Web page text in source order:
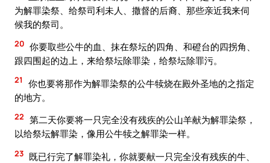
为解罪染祭、给祭司利未人、撒督的后裔、那些亲近我来伺
候我的祭司。
20 你要取些公牛的血、抹在祭坛的四角、和磴台的四拐角、
跟四围起的边上，来给祭坛除罪染，给祭坛除罪污。
21
你也要将那作为解罪染祭的公牛犊烧在殿外圣地的之指定
的地方。
22 第二天你要将一只完全没有残疾的公山羊献为解罪染祭，
以给祭坛解罪染，像用公牛犊之解罪染一样。
23 既已行完了解罪染礼，你就要献一只完全没有残疾的牛、